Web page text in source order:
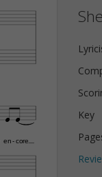
en core
-

Key